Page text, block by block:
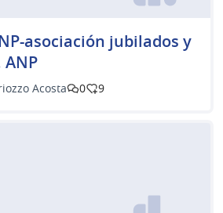
asociación jubilados y
Acosta 0 9